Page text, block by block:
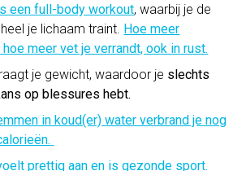
een full-body workout, waarbij je de
je lichaam traint. Hoe meer
meer vet je verrandt, ook in rust.
je gewicht, waardoor je slechts
op blessures hebt.
in koud(er) water verbrand je nog
prettig aan en is gezonde sport.